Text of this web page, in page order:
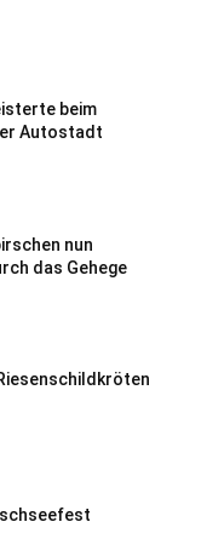
beim
Autostadt
nun
das Gehege